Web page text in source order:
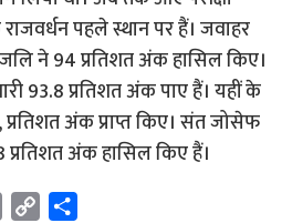
पहले स्थान पर हैं। जवाहर
ने 94 प्रतिशत अंक हासिल किए।
93.8 प्रतिशत अंक पाए हैं। यहीं के
अंक प्राप्त किए। संत जोसेफ
प्रतिशत अंक हासिल किए हैं।